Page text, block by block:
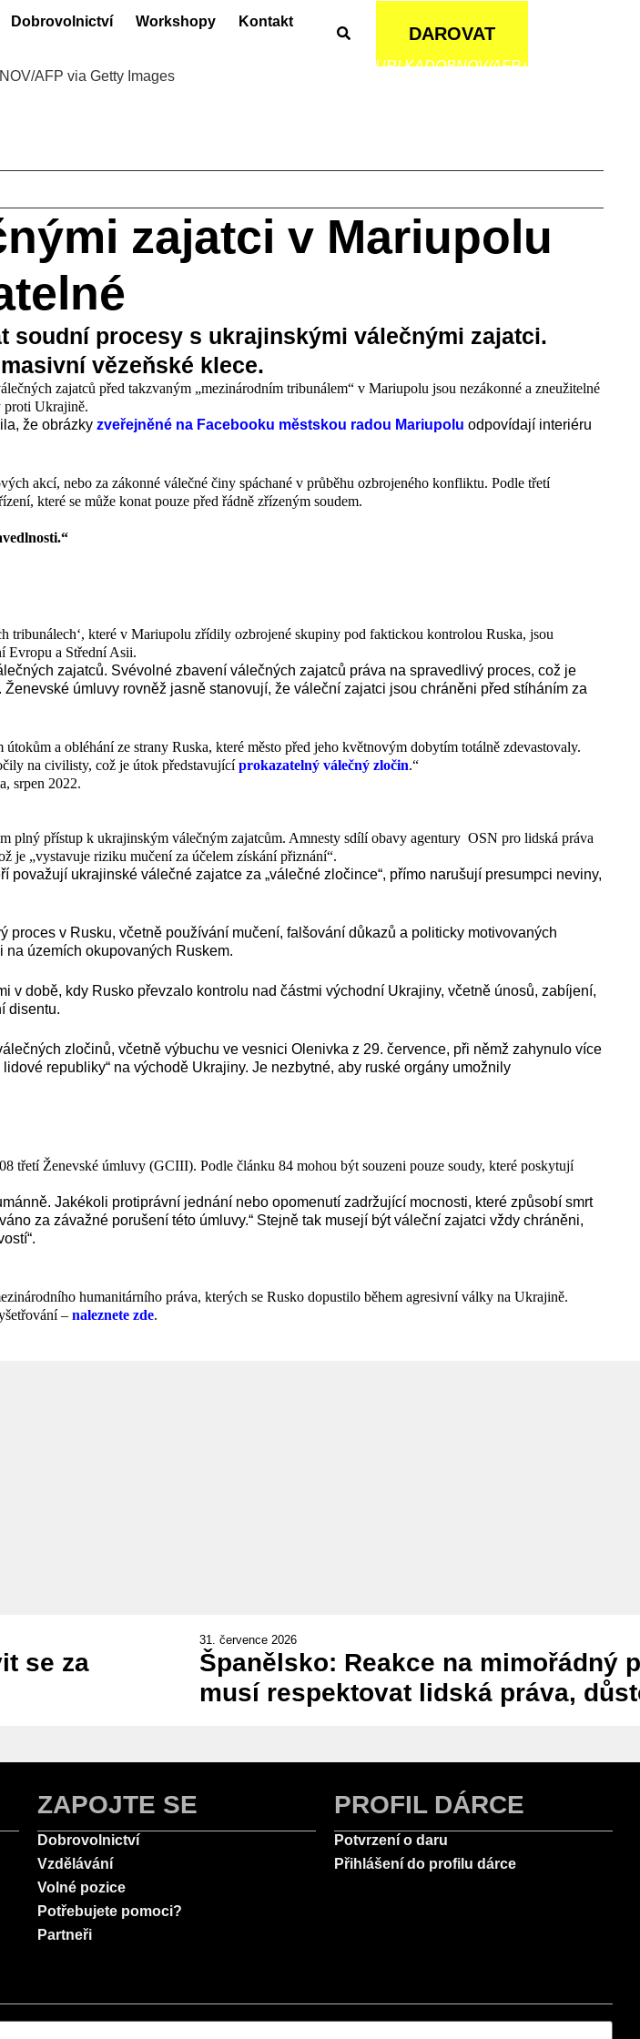
Dobrovolnictví Workshopy Kontakt
DAROVAT
©YURI KADOBNOV/AFP via Getty Images
zajatci v Mariupolu
soudní procesy s ukrajinskými válečnými zajatci.
vězeňské klece.
zajatců před takzvaným „mezinárodním tribunálem“ v Mariupolu jsou nezákonné a zneužitelné
proti Ukrajině.
že obrázky zveřejněné na Facebooku městskou radou Mariupolu odpovídají interiéru
akcí, nebo za zákonné válečné činy spáchané v průběhu ozbrojeného konfliktu. Podle třetí
které se může konat pouze před řádně zřízeným soudem.
tribunálech‘, které v Mariupolu zřídily ozbrojené skupiny pod faktickou kontrolou Ruska, jsou
Evropu a Střední Asii.
zajatců. Svévolné zbavení válečných zajatců práva na spravedlivý proces, což je
úmluvy rovněž jasně stanovují, že váleční zajatci jsou chráněni před stíháním za
a obléhání ze strany Ruska, které město před jeho květnovým dobytím totálně zdevastovaly.
na civilisty, což je útok představujícíprokazatelný válečný zločin.“
srpen 2022.
plný přístup k ukrajinským válečným zajatcům. Amnesty sdílí obavy agentury OSN pro lidská práva
je „vystavuje riziku mučení za účelem získání přiznání“.
ukrajinské válečné zajatce za „válečné zločince“, přímo narušují presumpci neviny,
v Rusku, včetně používání mučení, falšování důkazů a politicky motivovaných
na územích okupovaných Ruskem.
době, kdy Rusko převzalo kontrolu nad částmi východní Ukrajiny, včetně únosů, zabíjení,
disentu.
zločinů, včetně výbuchu ve vesnici Olenivka z 29. července, při němž zahynulo více
republiky“ na východě Ukrajiny. Je nezbytné, aby ruské orgány umožnily
třetí Ženevské úmluvy (GCIII). Podle článku 84 mohou být souzeni pouze soudy, které poskytují
Jakékoli protiprávní jednání nebo opomenutí zadržující mocnosti, které způsobí smrt
za závažné porušení této úmluvy.“ Stejně tak musejí být váleční zajatci vždy chráněni,
humanitárního práva, kterých se Rusko dopustilo během agresivní války na Ukrajině.
– naleznete zde.
se za
31. července 2026
Španělsko: Reakce na mimořádný
musí respektovat lidská práva,
ZAPOJTE SE
Dobrovolnictví
Vzdělávání
Volné pozice
Potřebujete pomoci?
Partneři
PROFIL DÁRCE
Potvrzení o daru
Přihlášení do profilu dárce